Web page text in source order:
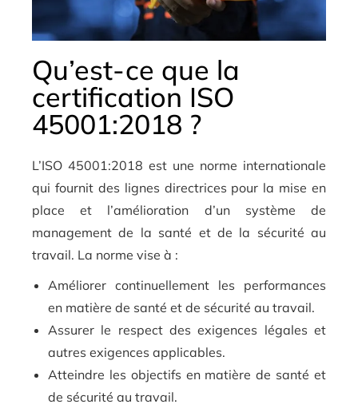
Qu’est-ce que la
certification ISO
45001:2018 ?
L’ISO 45001:2018 est une norme internationale
qui fournit des lignes directrices pour la mise en
place et l’amélioration d’un système de
management de la santé et de la sécurité au
travail. La norme vise à :
Améliorer continuellement les performances
en matière de santé et de sécurité au travail.
Assurer le respect des exigences légales et
autres exigences applicables.
Atteindre les objectifs en matière de santé et
de sécurité au travail.